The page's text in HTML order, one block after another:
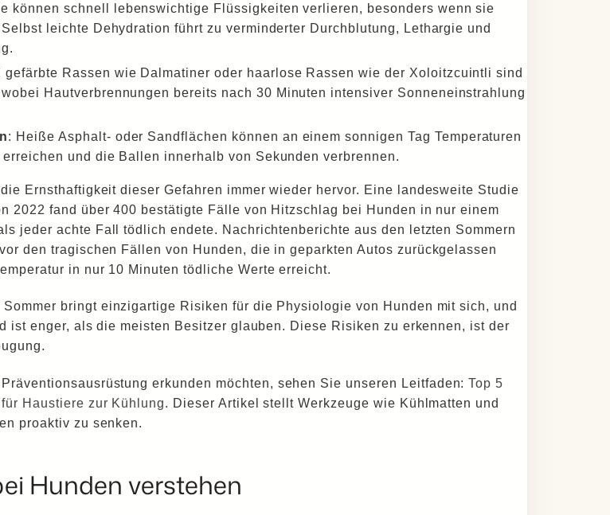
können schnell lebenswichtige Flüssigkeiten verlieren, besonders wenn sie
leichte Dehydration führt zu verminderter Durchblutung, Lethargie und
gefärbte Rassen wie Dalmatiner oder haarlose Rassen wie der Xoloitzcuintli sind
Hautverbrennungen bereits nach 30 Minuten intensiver Sonneneinstrahlung
: Heiße Asphalt- oder Sandflächen können an einem sonnigen Tag Temperaturen
erreichen und die Ballen innerhalb von Sekunden verbrennen.
Ernsthaftigkeit dieser Gefahren immer wieder hervor. Eine landesweite Studie
2022 fand über 400 bestätigte Fälle von Hitzschlag bei Hunden in nur einem
jeder achte Fall tödlich endete. Nachrichtenberichte aus den letzten Sommern
den tragischen Fällen von Hunden, die in geparkten Autos zurückgelassen
in nur 10 Minuten tödliche Werte erreicht.
Sommer bringt einzigartige Risiken für die Physiologie von Hunden mit sich, und
ist enger, als die meisten Besitzer glauben. Diese Risiken zu erkennen, ist der
erkunden möchten, sehen Sie unseren Leitfaden:Top 5
Haustiere zur Kühlung. Dieser Artikel stellt Werkzeuge wie Kühlmatten und
proaktiv zu senken.
Hunden verstehen